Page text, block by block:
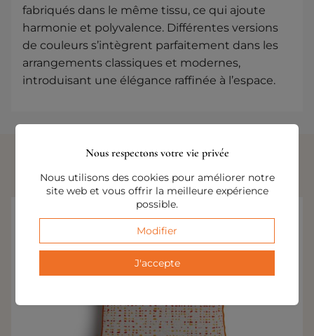
fabriqués dans le même tissu, ce qui ajoute
harmonie et polyvalence. Différentes versions
de couleurs s’intègrent parfaitement dans les
arrangements classiques et modernes,
introduisant une élégance raffinée à l’espace.
PRODUITS SIMILAIRES
Nous respectons votre vie privée
Nous utilisons des cookies pour améliorer notre
site web et vous offrir la meilleure expérience
possible.
Modifier
J'accepte